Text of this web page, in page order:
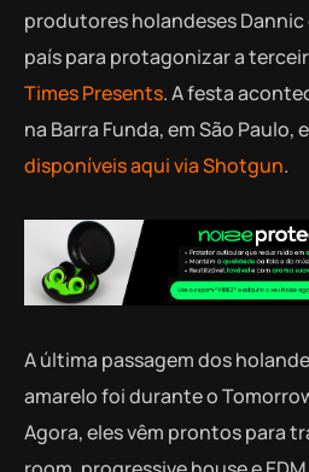
produtores holandeses Dannic
país para protagonizar a
Times Presents. A festa
na Barra Funda, em São Paulo,
disponíveis aqui via Shotgun.
A última passagem dos
amarelo foi durante o
Agora, eles vêm prontos para